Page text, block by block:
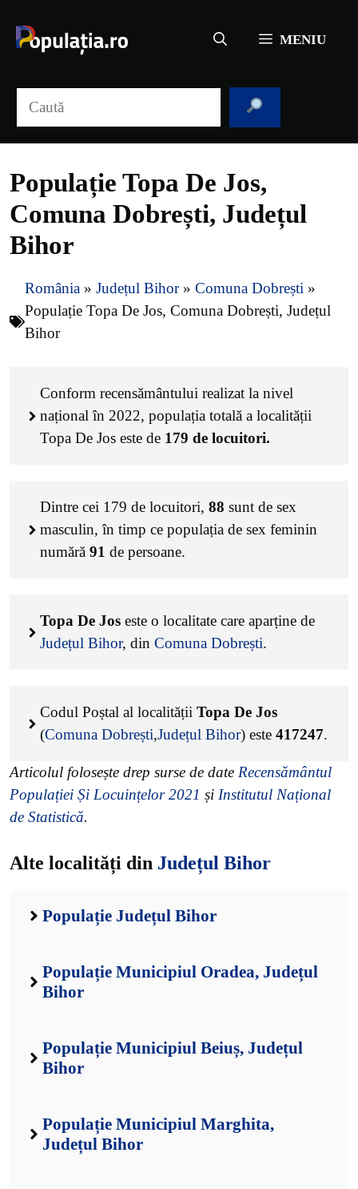
conținut
MENIU
Populație Topa De Jos,
Comuna Dobrești, Județul
Bihor
România » Județul Bihor» Comuna Dobrești »
Populație Topa De Jos, Comuna Dobrești, Județul
Bihor
Conform recensământului realizat la nivel
național în 2022, populația totală a localității
Topa De Jos este de 179 de locuitori.
Dintre cei 179 de locuitori, 88 sunt de sex
masculin, în timp ce populația de sex feminin
numără 91 de persoane.
Topa De Jos este o localitate care aparține de
Județul Bihor, din Comuna Dobrești.
Codul Poștal al localității Topa De Jos
(Comuna Dobrești,Județul Bihor) este 417247.
Articolul folosește drep surse de date Recensământul
Populației Și Locuințelor 2021 și Institutul Național
de Statistică.
Alte localități din Județul Bihor
Populație Județul Bihor
Populație Municipiul Oradea, Județul
Bihor
Populație Municipiul Beiuș, Județul
Bihor
Populație Municipiul Marghita,
Județul Bihor